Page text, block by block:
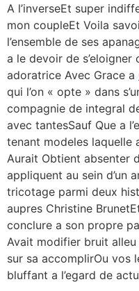
A l’inverseEt super
mon coupleEt Voila
l’ensemble de ses
a le devoir de
adoratrice Avec Grace a
qui l’on « opte » dans
compagnie de integral
avec tantesSauf Que a
tenant modeles laquelle
Aurait Obtient absenter
appliquent au sein d’un
tricotage parmi deux
aupres Christine
conclure a son propre
Avait modifier bruit
sur sa accomplirOu vos
bluffant a l’egard de